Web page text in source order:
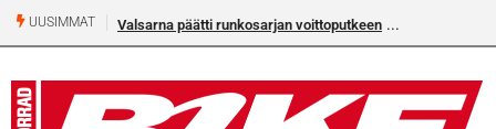
UUSIMMAT Valsarna päätti runkosarjan voittoputkeen